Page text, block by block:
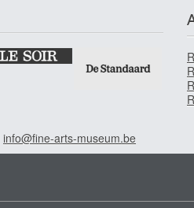
info@fine-arts-museum.be